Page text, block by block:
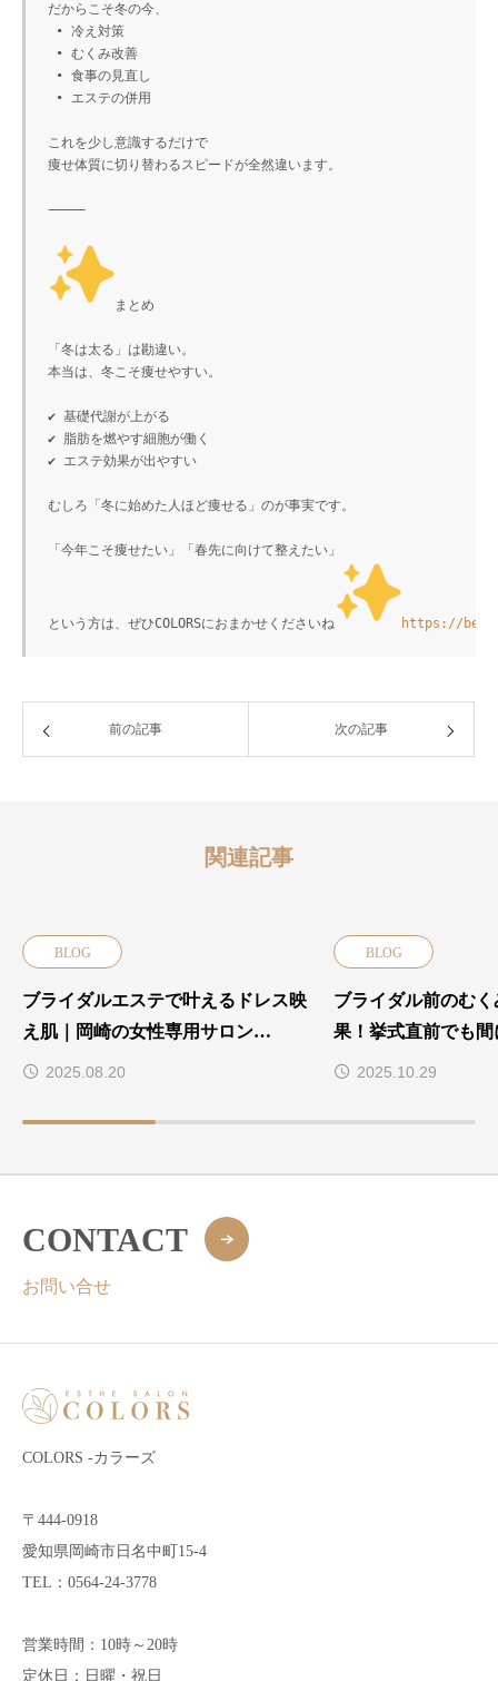
だからこそ冬の今、
• 冷え対策
• むくみ改善
• 食事の見直し
• エステの併用
これを少し意識するだけで
痩せ体質に切り替わるスピードが全然違います。
⸻
まとめ
「冬は太る」は勘違い。
本当は、冬こそ痩せやすい。
✔ 基礎代謝が上がる
✔ 脂肪を燃やす細胞が働く
✔ エステ効果が出やすい
むしろ「冬に始めた人ほど痩せる」のが事実です。
「今年こそ痩せたい」「春先に向けて整えたい」
という方は、ぜひCOLORSにおまかせくださいね https://
前の記事 次の記事
関連記事
BLOG
ブライダルエステで叶えるドレス映
え肌｜岡崎の女性専用サロン
COLORS
2025.08.20
BLOG
ブライダル前のむ
果！挙式直前でも
テ 2025.10.29
CONTACT
お問い合せ
COLORS -カラーズ
〒444-0918
愛知県岡崎市日名中町15-4
TEL：0564-24-3778
営業時間：10時～20時
定休日：日曜・祝日